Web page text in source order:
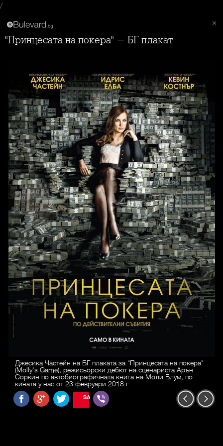
/
"Принцесата на покера" - БГ плакат
Джесика Частейн на БГ плаката за "Принцесата на покера"
(Molly's Game), режисьорски дебют на сценариста Арън
Соркин по автобиографичната книга на Моли Блум, по
кината у нас от 23 февруари 2018 г.
SAVE